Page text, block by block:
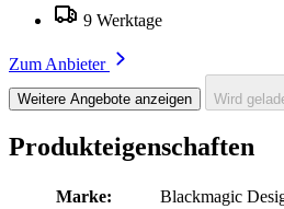
9 Werktage
Zum Anbieter
Weitere Angebote anzeigen Wird
Produkteigenschaften
Marke:
Blackmagic